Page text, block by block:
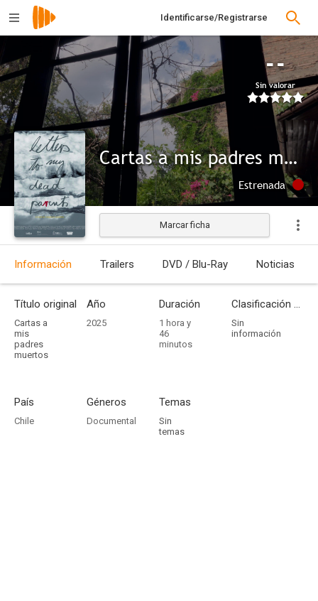
Identificarse/Registrarse
--
Sin valorar
Cartas a mis padres muertos
Estrenada
Marcar ficha
Información Trailers DVD / Blu-Ray Noticias
Título original
Cartas a
mis
padres
muertos
Año
2025
Duración
1 hora y
46
minutos
Clasificación por edades
Sin
información
País
Chile
Géneros
Documental
Temas
Sin
temas